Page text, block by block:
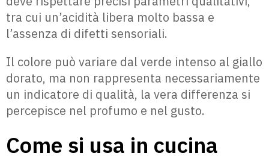
tra cui un’acidità libera molto bassa e
l’assenza di difetti sensoriali.
Il colore può variare dal verde intenso al giallo
dorato, ma non rappresenta necessariamente
un indicatore di qualità, la vera differenza si
percepisce nel profumo e nel gusto.
Come si usa in cucina